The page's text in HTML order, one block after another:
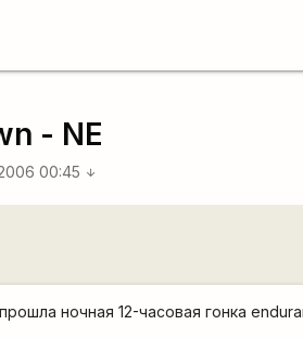
- NE
00:45 arrow_downward
ночная 12-часовая гонка